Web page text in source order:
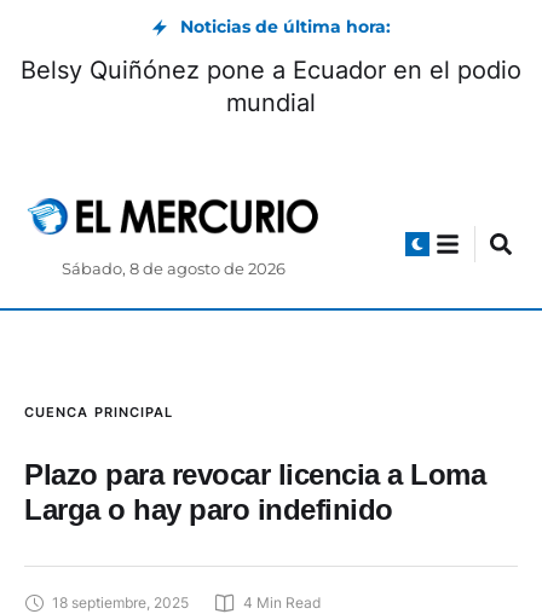
Noticias de última hora:
Pumapungo convoca a Club de
Pequeños Lectores: cómo participar
Sábado, 8 de agosto de 2026
CUENCA PRINCIPAL
Plazo para revocar licencia a Loma
Larga o hay paro indefinido
18 septiembre, 2025 4 Min Read